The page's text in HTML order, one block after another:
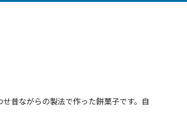
昔ながらの製法で作った餅菓子です。自